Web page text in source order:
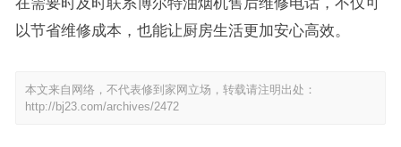
以节省维修成本，也能让厨房生活更加安心高效。
本文来自网络，不代表修到家网立场，转载请注明出处：
http://bj23.com/archives/2472